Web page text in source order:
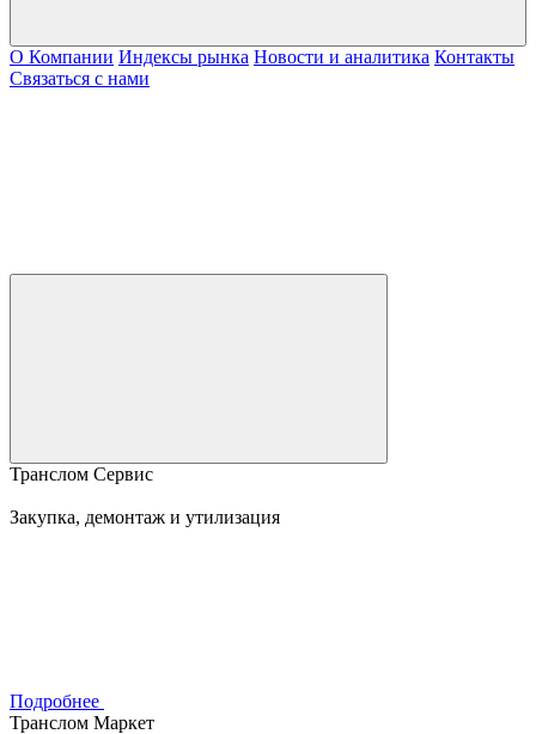
О Компании Индексы рынка Новости и аналитика Контакты
Связаться с нами
Транслом Сервис
Закупка, демонтаж и утилизация
Подробнее
Транслом Маркет